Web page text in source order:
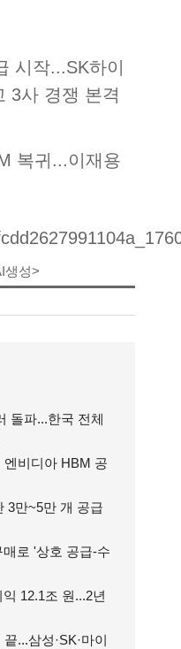
시작...SK하이
3사 경쟁 본격
복귀...이재용
생성>
돌파...한국 전체
비디아 HBM 공
3만~5만 개 공급
로 '상호 공급-수
12.1조 원...2년
...삼성·SK·마이